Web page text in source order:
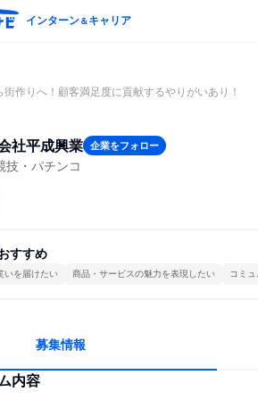
インターン＆キャリア
作りへ！顧客満足度に貢献するやりがいあり！
社平成興業 企業をフォロー
技・パチンコ
すすめ
いを届けたい 商品・サービスの魅力を表現したい コミ
募集情報
内容